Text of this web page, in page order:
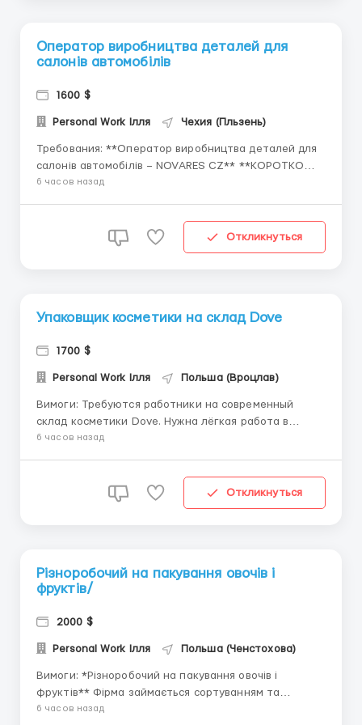
Оператор виробництва деталей для
салонів автомобілів
1600 $
Personal Work Ілля Чехия (Пльзень)
Требования: **Оператор виробництва деталей для
салонів автомобілів – NOVARES CZ** **КОРОТКО
ПРО ОСНОВНЕ** 💵 Заробітна плата: від 155 крон/
Чоловіки та жінки до 55 років 📜 Ч...
6 часов назад
Откликнуться
Упаковщик косметики на склад Dove
1700 $
Personal Work Ілля Польша (Вроцлав)
Вимоги: Требуются работники на современный
склад косметики Dove. Нужна лёгкая работа в
Польше? Тогда эта вакансия подходит именно Вам!
менеджер Илья (Viber, Telegram) Оп...
6 часов назад
Откликнуться
Різноробочий на пакування овочів і
фруктів/
2000 $
Personal Work Ілля Польша (Ченстохова)
Вимоги: *Різноробочий на пакування овочів і
фруктів** Фірма займається сортуванням та
пакуванням фруктів і овочів, які використовуються
6 часов назад